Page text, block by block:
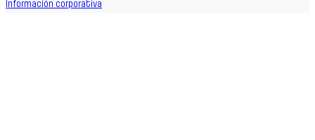
Información corporativa